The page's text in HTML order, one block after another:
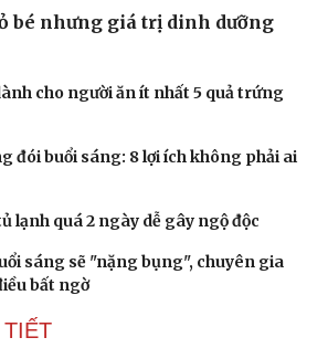
bé nhưng giá trị dinh dưỡng
cho người ăn ít nhất 5 quả trứng
đói buổi sáng: 8 lợi ích không phải ai
lạnh quá 2 ngày dễ gây ngộ độc
sáng sẽ "nặng bụng", chuyên gia
bất ngờ